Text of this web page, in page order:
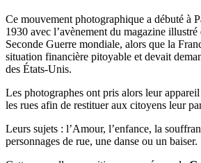
Ce mouvement photographique a débuté à
1930 avec l’avènement du magazine illustré
Seconde Guerre mondiale, alors que la
situation financière pitoyable et devait
des États-Unis.
Les photographes ont pris alors leur
les rues afin de restituer aux citoyens leur
Leurs sujets : l’Amour, l’enfance, la
personnages de rue, une danse ou un baiser.